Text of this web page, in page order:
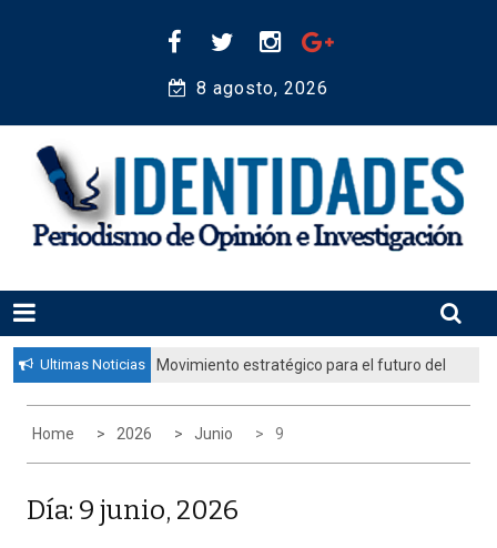
8 agosto, 2026
IDENTIDADES
Periodismo de Opinión e Investigación
Ultimas Noticias
Movimiento estratégico para el futuro del
fortalecer la educación judía en la
diáspora”
Home 2026 Junio 9
Día: 9 junio, 2026